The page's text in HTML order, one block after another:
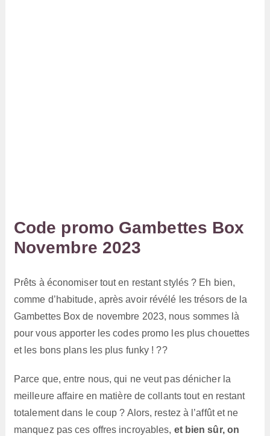
Code promo Gambettes Box
Novembre 2023
Prêts à économiser tout en restant stylés ? Eh bien,
comme d’habitude, après avoir révélé les trésors de la
Gambettes Box de novembre 2023, nous sommes là
pour vous apporter les codes promo les plus chouettes
et les bons plans les plus funky ! ??
Parce que, entre nous, qui ne veut pas dénicher la
meilleure affaire en matière de collants tout en restant
totalement dans le coup ? Alors, restez à l’affût et ne
manquez pas ces offres incroyables, et bien sûr, on